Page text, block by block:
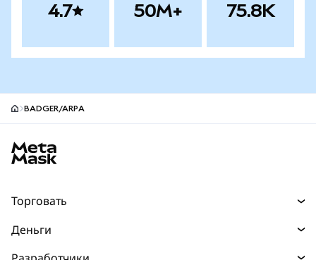
4.7 50M+ 75.8K
BADGER/ARPA
Торговать
Деньги